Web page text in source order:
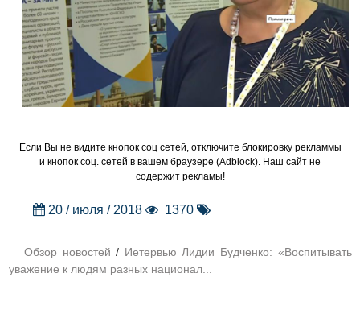
Если Вы не видите кнопок соц сетей, отключите блокировку рекламмы
и кнопок соц. сетей в вашем браузере (Adblock). Наш сайт не
содержит рекламы!
20 / июля / 2018 1370
Обзор новостей/ Иетервью Лидии Будченко: «Воспитывать
уважение к людям разных национал...